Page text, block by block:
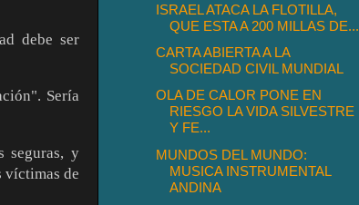
debe ser
Sería
seguras, y
víctimas de
ISRAEL ATACA LA FLOTILLA,
QUE ESTA A 200 MILLAS DE...
CARTA ABIERTA A LA
SOCIEDAD CIVIL MUNDIAL
OLA DE CALOR PONE EN
RIESGO LA VIDA SILVESTRE
Y FE...
MUNDOS DEL MUNDO:
MUSICA INSTRUMENTAL
ANDINA